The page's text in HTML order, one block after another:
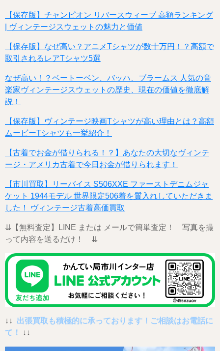
【保存版】チャンピオン リバースウィーブ 高額ランキング
| ヴィンテージスウェットの魅力と価値
【保存版】なぜ高い？アニメTシャツが数十万円！？高額で
取引されるレアTシャツ5選
なぜ高い！？ベートーベン、バッハ、ブラームス 人気の音
楽家ヴィンテージスウェットの歴史、現在の価値を徹底解
説！
【保存版】ヴィンテージ映画Tシャツが高い理由とは？高額
ムービーTシャツも一挙紹介！
【古着でお金が借りられる！？】あなたの大切なヴィンテ
ージ・アメリカ古着で今日お金が借りられます！
【市川買取】リーバイス S506XXE ファーストデニムジャ
ケット 1944モデル 世界限定506着を質入れしていただきま
した！ ヴィンテージ古着高価買取
⇊【無料査定】LINE または メールで簡単査定！ 写真を撮
って内容を送るだけ！ ⇊
↓↓ 出張買取も積極的に承っております！ご相談はお電話に
て！
↓↓